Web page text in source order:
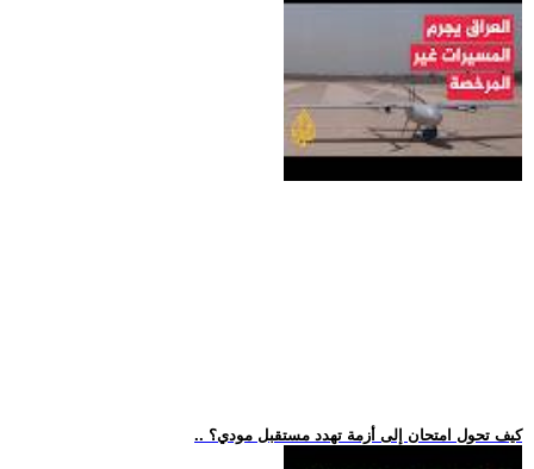
.. كيف تحول امتحان إلى أزمة تهدد مستقبل مودي؟